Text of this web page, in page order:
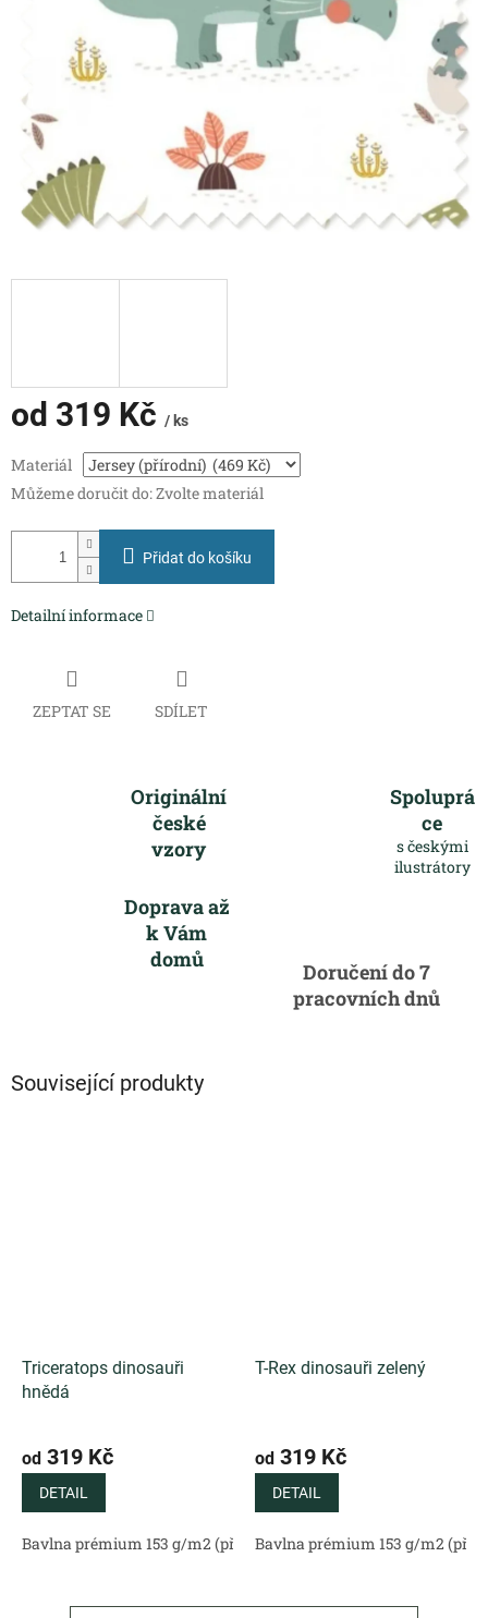
od 319 Kč / ks
cena:
Materiál
Můžeme doručit do:Zvolte materiál
Přidat do košíku
Detailní informace
ZEPTAT SE SDÍLET
Originální
české
vzory
Spoluprá
ce
s českými
ilustrátory
Doprava až
k Vám
domů
Doručení do 7
pracovních dnů
Související produkty
Triceratops dinosauři
hnědá
od 319 Kč
DETAIL
Bavlna prémium 153 g/m2 (přírodní) Bavlněný satén 130 g/
T-Rex dinosauři zelený
od 319 Kč
DETAIL
Bavlna prémium 153 g/m2